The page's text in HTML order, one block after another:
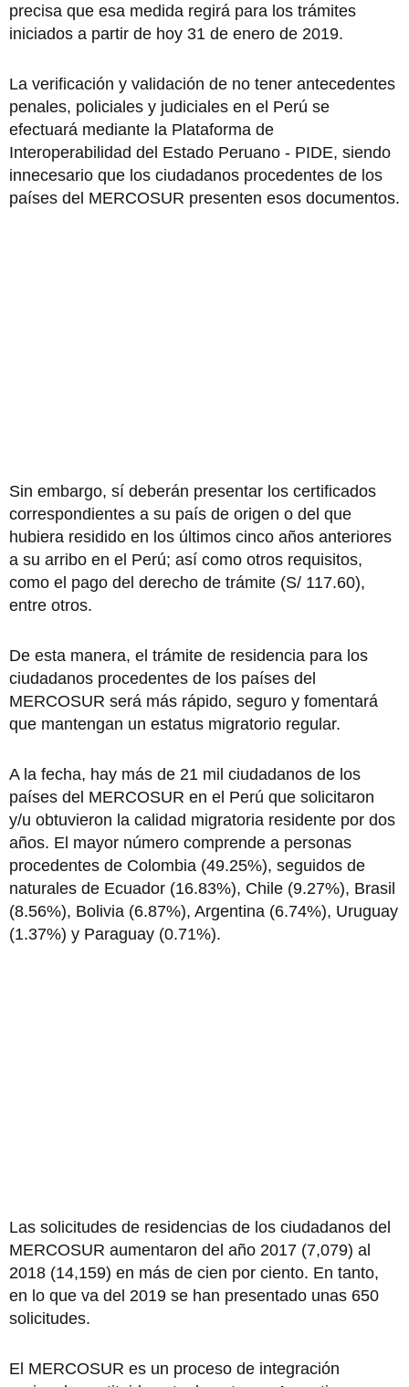
precisa que esa medida regirá para los trámites
iniciados a partir de hoy 31 de enero de 2019.
La verificación y validación de no tener antecedentes
penales, policiales y judiciales en el Perú se
efectuará mediante la Plataforma de
Interoperabilidad del Estado Peruano - PIDE, siendo
innecesario que los ciudadanos procedentes de los
países del MERCOSUR presenten esos documentos.
Sin embargo, sí deberán presentar los certificados
correspondientes a su país de origen o del que
hubiera residido en los últimos cinco años anteriores
a su arribo en el Perú; así como otros requisitos,
como el pago del derecho de trámite (S/ 117.60),
entre otros.
De esta manera, el trámite de residencia para los
ciudadanos procedentes de los países del
MERCOSUR será más rápido, seguro y fomentará
que mantengan un estatus migratorio regular.
A la fecha, hay más de 21 mil ciudadanos de los
países del MERCOSUR en el Perú que solicitaron
y/u obtuvieron la calidad migratoria residente por dos
años. El mayor número comprende a personas
procedentes de Colombia (49.25%), seguidos de
naturales de Ecuador (16.83%), Chile (9.27%), Brasil
(8.56%), Bolivia (6.87%), Argentina (6.74%), Uruguay
(1.37%) y Paraguay (0.71%).
Las solicitudes de residencias de los ciudadanos del
MERCOSUR aumentaron del año 2017 (7,079) al
2018 (14,159) en más de cien por ciento. En tanto,
en lo que va del 2019 se han presentado unas 650
solicitudes.
El MERCOSUR es un proceso de integración